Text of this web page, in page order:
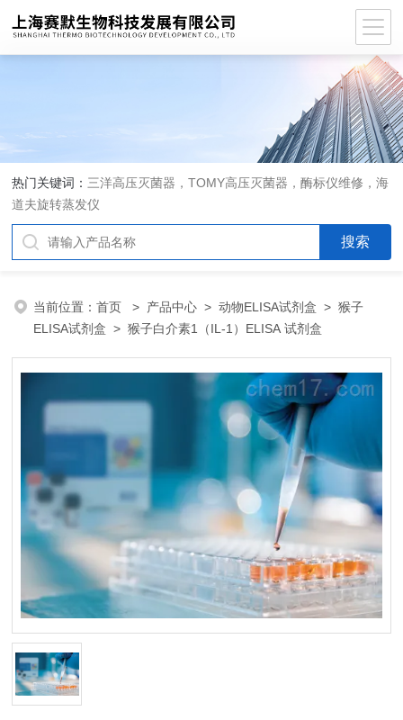
热门关键词： 三洋高压灭菌器，TOMY高压灭菌器，酶标仪维修，海
道夫旋转蒸发仪
当前位置：首页 > 产品中心 >动物ELISA试剂盒 >猴子
ELISA试剂盒 > 猴子白介素1（IL-1）ELISA 试剂盒